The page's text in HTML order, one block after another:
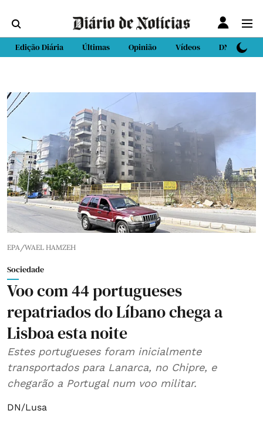
Edição Diária Últimas Opinião Vídeos DN Sport
EPA/WAEL HAMZEH
Sociedade
Voo com 44 portugueses
repatriados do Líbano chega a
Lisboa esta noite
Estes portugueses foram inicialmente
transportados para Lanarca, no Chipre, e
chegarão a Portugal num voo militar.
DN/Lusa